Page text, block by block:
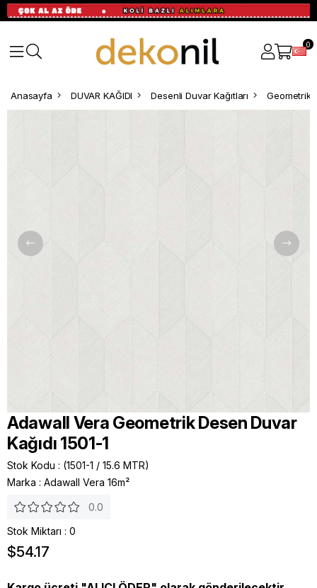
0
Anasayfa DUVAR KAĞIDI Desenli Duvar Kağıtları Geometrik
Adawall Vera Geometrik Desen Duvar
Kağıdı 1501-1
Stok Kodu
(1501-1 / 15.6 MTR)
Marka : Adawall Vera 16m²
0.0
Stok Miktarı : 0
$54.17